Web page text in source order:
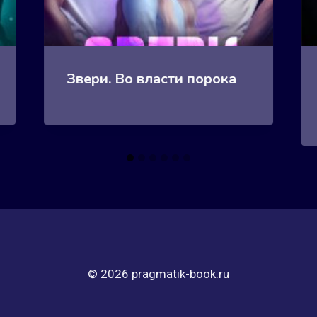
Звери. Во власти порока
© 2026 pragmatik-book.ru